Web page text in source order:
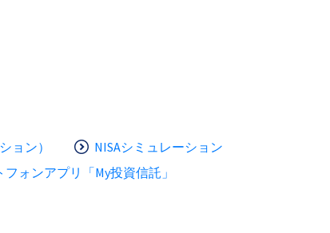
ョン）
NISAシミュレーション
フォンアプリ「My投資信託」